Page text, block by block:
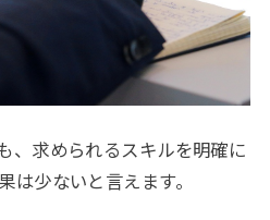
、求められるスキルを明確に
は少ないと言えます。